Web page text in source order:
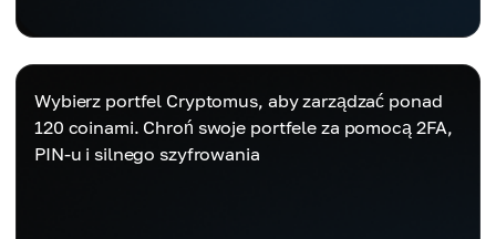
Wybierz portfel Cryptomus, aby zarządzać ponad
120 coinami. Chroń swoje portfele za pomocą 2FA,
PIN-u i silnego szyfrowania